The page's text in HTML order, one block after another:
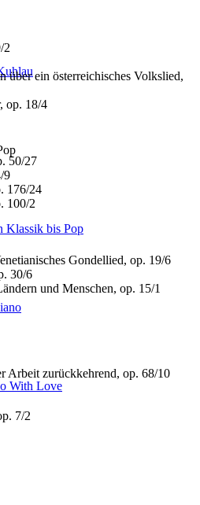
Klassik bis Pop
With Love
2
über ein österreichisches Volkslied,
op. 18/4
50/27
9
176/24
100/2
Gondellied, op. 19/6
30/6
und Menschen, op. 15/1
Arbeit zurückkehrend, op. 68/10
7/2